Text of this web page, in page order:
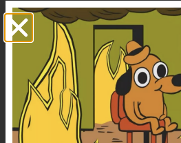
les espaces publics: ces
attendues et souhaitées
comme le montrent les
plusieurs
sondages
comme la piétonnisation
place du 30 km/h en ville
de la place de la voiture.
Oui, piétonniser les rues